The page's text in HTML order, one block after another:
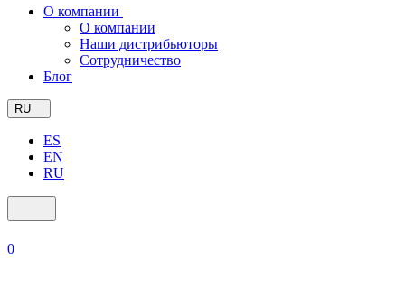
О компании
О компании
Наши дистрибьюторы
Сотрудничество
Блог
RU
ES
EN
RU
0